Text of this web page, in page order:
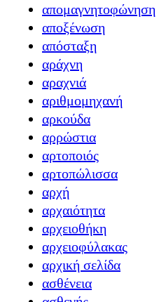
απομαγνητοφώνηση
αποξένωση
απόσταξη
αράχνη
αραχνιά
αριθμομηχανή
αρκούδα
αρρώστια
αρτοποιός
αρτοπώλισσα
αρχή
αρχαιότητα
αρχειοθήκη
αρχειοφύλακας
αρχική σελίδα
ασθένεια